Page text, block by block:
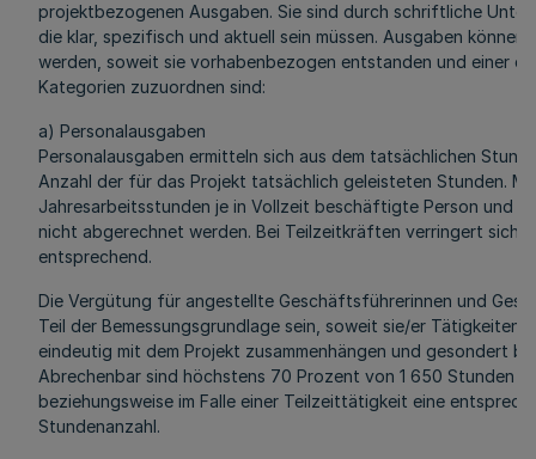
projektbezogenen Ausgaben. Sie sind durch schriftliche
die klar, spezifisch und aktuell sein müssen. Ausgaben
werden, soweit sie vorhabenbezogen entstanden und einer
Kategorien zuzuordnen sind:
a) Personalausgaben
Personalausgaben ermitteln sich aus dem tatsächlichen
Anzahl der für das Projekt tatsächlich geleisteten Stunden.
Jahresarbeitsstunden je in Vollzeit beschäftigte Person und
nicht abgerechnet werden. Bei Teilzeitkräften verringert sich
entsprechend.
Die Vergütung für angestellte Geschäftsführerinnen und
Teil der Bemessungsgrundlage sein, soweit sie/er Tätigkeiten
eindeutig mit dem Projekt zusammenhängen und gesondert
Abrechenbar sind höchstens 70 Prozent von 1 650 Stunden
beziehungsweise im Falle einer Teilzeittätigkeit eine
Stundenanzahl.